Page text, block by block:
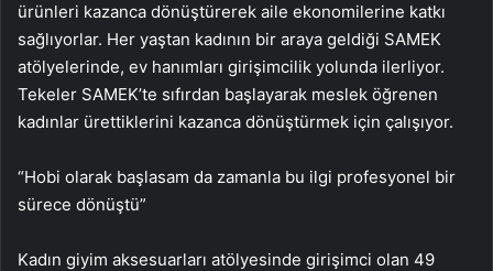
ürünleri kazanca dönüştürerek aile ekonomilerine katkı
sağlıyorlar. Her yaştan kadının bir araya geldiği SAMEK
atölyelerinde, ev hanımları girişimcilik yolunda ilerliyor.
Tekeler SAMEK’te sıfırdan başlayarak meslek öğrenen
kadınlar ürettiklerini kazanca dönüştürmek için çalışıyor.
“Hobi olarak başlasam da zamanla bu ilgi profesyonel bir
sürece dönüştü”
Kadın giyim aksesuarları atölyesinde girişimci olan 49